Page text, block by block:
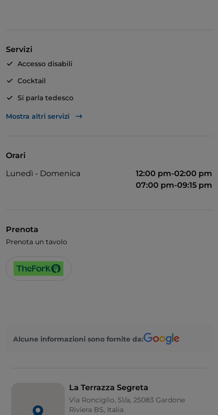
Servizi
Accesso disabili
Cocktail
Si parla tedesco
Si parla inglese
Mostra altri servizi
Orari
Lunedì - Domenica
12:00 pm-02:00 pm
07:00 pm-09:15 pm
Prenota
Prenota un tavolo
Alcune informazioni sono fornite da:
La Terrazza Segreta
Via Ronciglio, 51/a, 25083 Gardone
Riviera BS, Italia